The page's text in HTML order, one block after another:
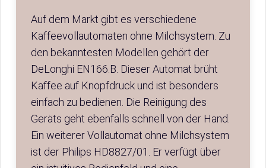
Auf dem Markt gibt es verschiedene
Kaffeevollautomaten ohne Milchsystem. Zu
den bekanntesten Modellen gehört der
DeLonghi EN166.B. Dieser Automat brüht
Kaffee auf Knopfdruck und ist besonders
einfach zu bedienen. Die Reinigung des
Geräts geht ebenfalls schnell von der Hand.
Ein weiterer Vollautomat ohne Milchsystem
ist der Philips HD8827/01. Er verfügt über